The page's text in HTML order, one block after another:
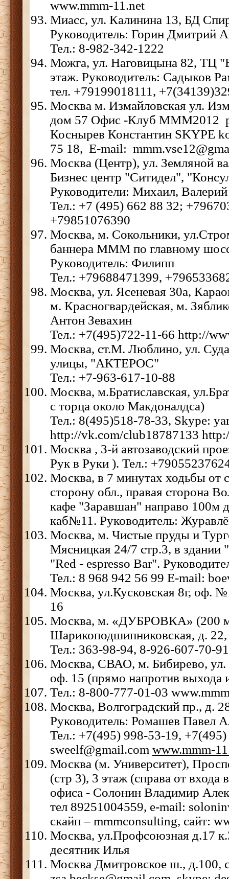
www.mmm-11.net
Миасс, ул. Калинина 13, БД
Руководитель: Горин Дмитрий
Тел.: 8-982-342-1222
Можга, ул. Наговицына 82, ТЦ
этаж. Руководитель: Садыков
тел. +79199018111,
Москва м. Измайловская ул.
дом 57 Офис -Клуб МММ2012
Коснырев Константин SKYPE
75 18, E-mail:
Москва (Центр), ул. Земляной
Бизнес центр "Ситидел",
Руководители: Михаил, Валерий
Тел.: +7 (495) 662 88 32;
+79851076390
Москва, м. Сокольники,
баннера МММ по главному
Руководитель: Филипп
Тел.: +79688471399,
Москва, ул. Ясеневая 30а,
м. Красногвардейская, м.
Антон Зевахин
Тел.: +7(495)722-11-66 http://
Москва, ст.М. Люблино, ул.
улицы, "АКТЕРОС"
Тел.: +7-963-617-10-88
Москва, м.Братиславская,
с торца около Макдоналдса)
Тел.: 8(495)518-78-33, Skype:
http://vk.com/club18787133
Москва , 3-й автозаводский
Рук в Руки ). Тел.:
Москва, в 7 минутах ходьбы от
сторону обл., правая сторона
кафе "Заравшан" направо 100м
каб№11. Руководитель:
Москва, м. Чистые пруды и
Мясницкая 24/7 стр.3, в
"Red - espresso Bar".
Тел.: 8 968 942 56 99 E-mail:
Москва, ул.Кусковская 8г, оф.
16
Москва, м. «ДУБРОВКА» (200 м
Шарикоподшипниковская, д. 22,
Тел.: 363-98-94, 8-926-607-70-
Москва, СВАО, м. Бибирево, ул.
оф. 15 (прямо напротив выхода
Тел.: 8-800-777-01-03
Москва, Волгоградский пр., д.
Руководитель: Ромашев Павел
Тел.: +7(495) 998-53-19,
sweelf@gmail.com www.mmm-
Москва (м. Университет),
(стр 3), 3 этаж (справа от
офиса - Солонин Владимир
тел 89251004559, e-mail:
скайп – mmmconsulting, сайт:
Москва, ул.Профсоюзная д.17
десятник Илья
Москва Дмитровское ш., д.100,